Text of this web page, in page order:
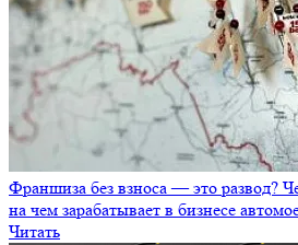
Франшиза без взноса — это развод?
на чем зарабатывает в бизнесе
Читать